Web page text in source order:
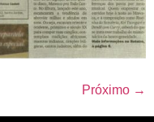
Próximo →